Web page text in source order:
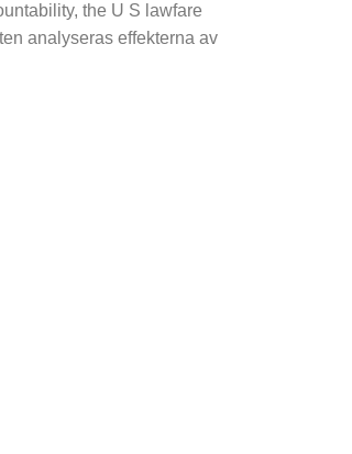
the U S lawfare
analyseras effekterna av